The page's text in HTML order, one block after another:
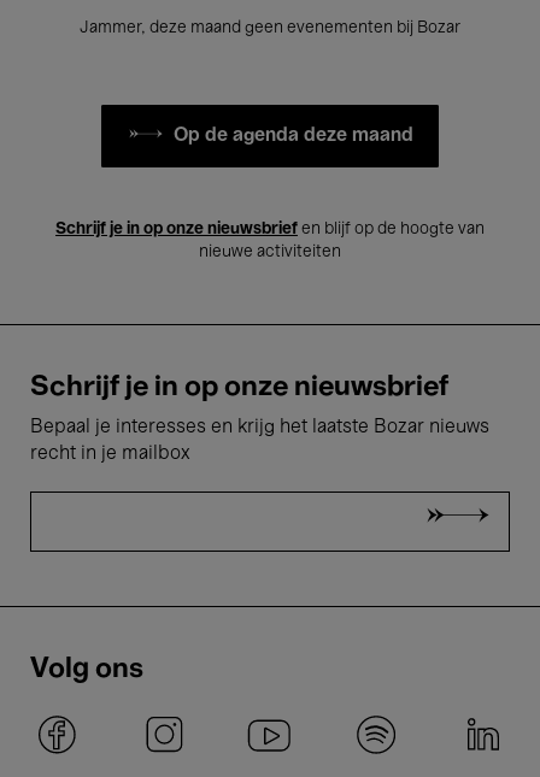
Jammer, deze maand geen evenementen bij Bozar
Op de agenda deze maand
Schrijf je in op onze nieuwsbrief en blijf op de hoogte van
nieuwe activiteiten
Schrijf je in op onze nieuwsbrief
Bepaal je interesses en krijg het laatste Bozar nieuws
recht in je mailbox
Volg ons